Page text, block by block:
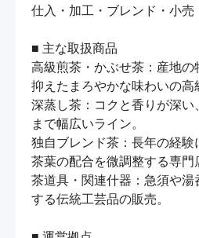
仕入・加工・ブレンド・小売
■ 主な取扱商品
高級煎茶・かぶせ茶：産地の
抑えたまろやかな味わいの高
深蒸し茶：コクと香りが深い
まで幅広いライン。
独自ブレンド茶：長年の経験
茶葉の配合を微調整する専門
茶道具・関連什器：急須や
する伝統工芸品の販売。